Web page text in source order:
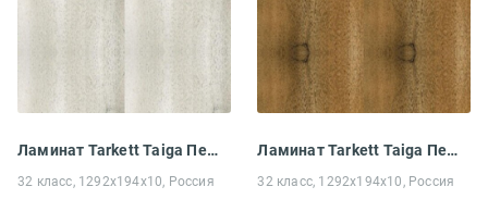
Ламинат Tarkett Taiga Первая сибирская Дуб Светлый
32 класс, 1292x194х10, Россия
Ламинат Tarkett Taiga Первая сибирская Дуб тёмно-коричневый
32 класс, 1292x194х10, Россия